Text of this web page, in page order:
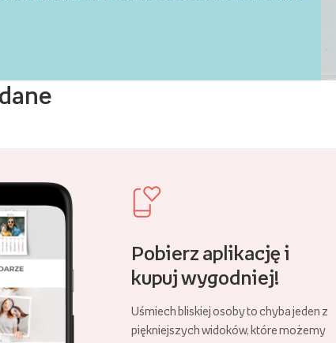
Pobierz aplikację i
kupuj wygodniej!
Uśmiech bliskiej osoby to chyba jeden z
piękniejszych widoków, które możemy